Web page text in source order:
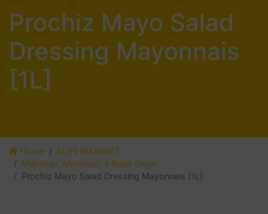
Prochiz Mayo Salad
Dressing Mayonnais
[1L]
Home
SUPERMARKET
Makanan, Minuman, & Buah Segar
Prochiz Mayo Salad Dressing Mayonnais [1L]